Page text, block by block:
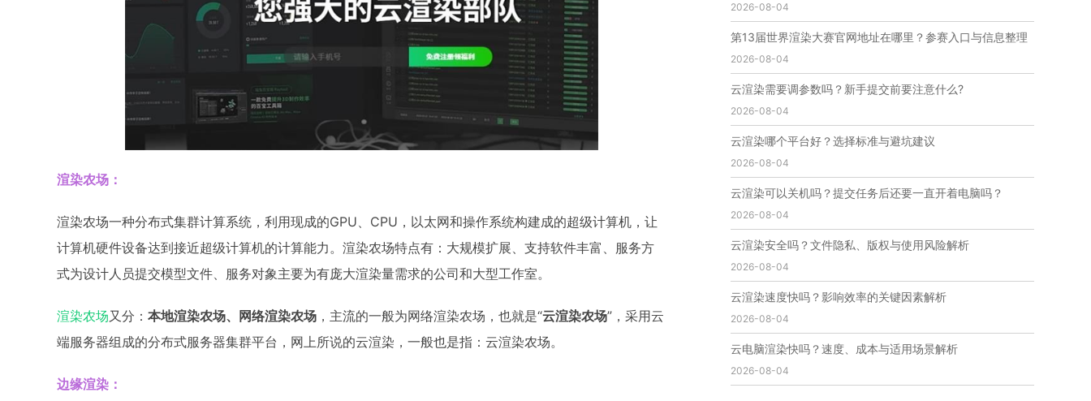
渲染农场：
渲染农场一种分布式集群计算系统，利用现成的GPU、CPU，以太网和操作系统构建成的超级计算机，让
计算机硬件设备达到接近超级计算机的计算能力。渲染农场特点有：大规模扩展、支持软件丰富、服务方
式为设计人员提交模型文件、服务对象主要为有庞大渲染量需求的公司和大型工作室。
渲染农场又分：本地渲染农场、网络渲染农场 ，主流的一般为网络渲染农场，也就是“云渲染农场”，采用云
端服务器组成的分布式服务器集群平台，网上所说的云渲染，一般也是指：云渲染农场。
边缘渲染：
动画渲染农场
第十一届世界渲染大赛
世界渲染大赛时间
世界渲染大赛官网
国际渲染大赛
国际渲染大赛排名
世界渲染大赛软件
瑞云官网
瑞云科技 端云
瑞云渲染官网
网络渲染软件
云渲染服务
云渲染怎么收费
云渲染怎么用
云渲染技术
云渲染原理 云渲染插件
云渲染软件
云渲染引擎
云渲染主机
云渲染软件厂家
免费云渲染
云渲染网站
云渲染收费 云渲染厂家
云渲染厂商
瑞云渲染大赛
3d渲染大赛
CG动画渲染大赛
瑞云渲染大赛报名页
瑞云渲染大赛奖项
瑞云渲染大赛历届大赛回顾
云渲染电脑
云渲染配置 云主机渲染
视频云渲染
实时渲染云
2026-08-04
第13届世界渲染大赛官网地址在哪里？参赛入口与信息整理
2026-08-04
云渲染需要调参数吗？新手提交前要注意什么?
2026-08-04
云渲染哪个平台好？选择标准与避坑建议
2026-08-04
云渲染可以关机吗？提交任务后还要一直开着电脑吗？
2026-08-04
云渲染安全吗？文件隐私、版权与使用风险解析
2026-08-04
云渲染速度快吗？影响效率的关键因素解析
2026-08-04
云电脑渲染快吗？速度、成本与适用场景解析
2026-08-04